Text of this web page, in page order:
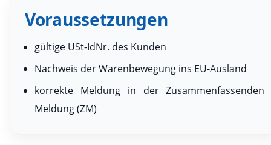
Voraussetzungen
gültige USt-IdNr. des Kunden
Nachweis der Warenbewegung ins EU-Ausland
korrekte Meldung in der Zusammenfassenden
Meldung (ZM)